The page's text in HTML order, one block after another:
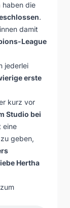
haben die
.
damit
League
jederlei
erste
kurz vor
Studio bei
eine
zu geben,
Hertha